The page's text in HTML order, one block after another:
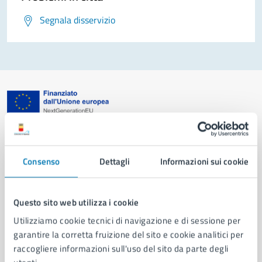
Consenso Dettagli Informazioni sui cookie
Questo sito web utilizza i cookie
Utilizziamo cookie tecnici di navigazione e di sessione per
garantire la corretta fruizione del sito e cookie analitici per
raccogliere informazioni sull'uso del sito da parte degli
Segnala disservizio
Organi di governo
Municipalità
Uffici
Enti e fondazioni
Politici